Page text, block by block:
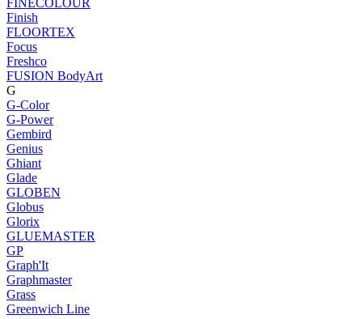
FINECOLOUR
Finish
FLOORTEX
Focus
Freshco
FUSION BodyArt
G
G-Color
G-Power
Gembird
Genius
Ghiant
Glade
GLOBEN
Globus
Glorix
GLUEMASTER
GP
Graph'It
Graphmaster
Grass
Greenwich Line